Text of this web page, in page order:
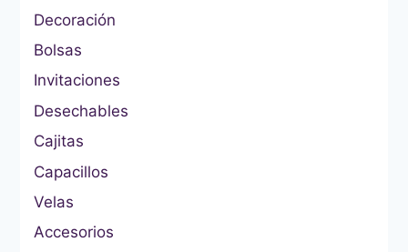
Decoración
Bolsas
Invitaciones
Desechables
Cajitas
Capacillos
Velas
Accesorios